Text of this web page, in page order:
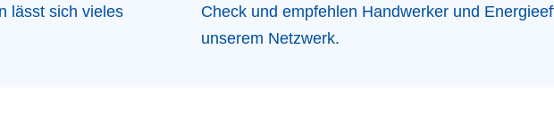
lässt sich vieles
Check und empfehlen Handwerker und
unserem Netzwerk.